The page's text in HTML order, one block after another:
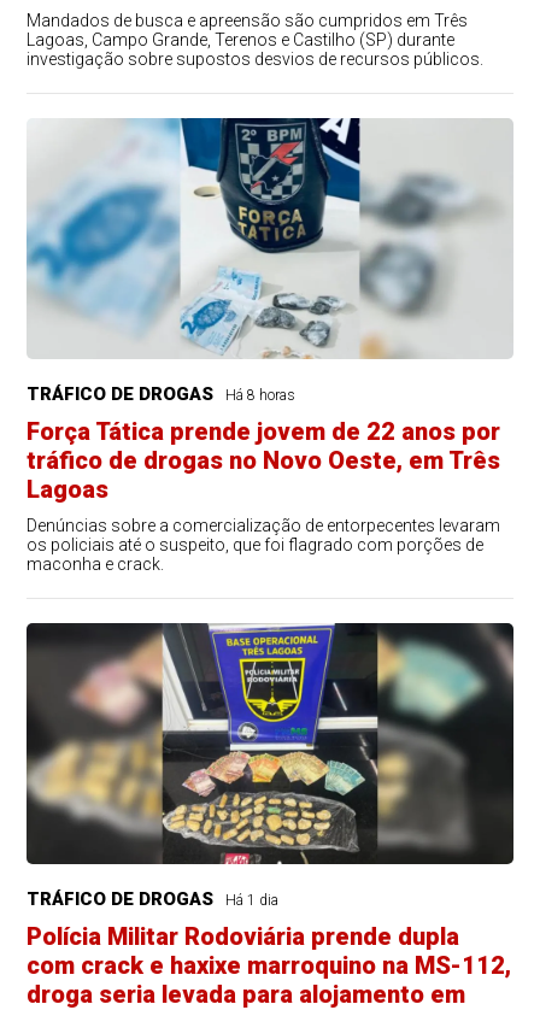
Mandados de busca e apreensão são cumpridos em Três
Lagoas, Campo Grande, Terenos e Castilho (SP) durante
investigação sobre supostos desvios de recursos públicos.
TRÁFICO DE DROGAS Há 8 horas
Força Tática prende jovem de 22 anos por
tráfico de drogas no Novo Oeste, em Três
Lagoas
Denúncias sobre a comercialização de entorpecentes levaram
os policiais até o suspeito, que foi flagrado com porções de
maconha e crack.
TRÁFICO DE DROGAS Há 1 dia
Polícia Militar Rodoviária prende dupla
com crack e haxixe marroquino na MS-112,
droga seria levada para alojamento em